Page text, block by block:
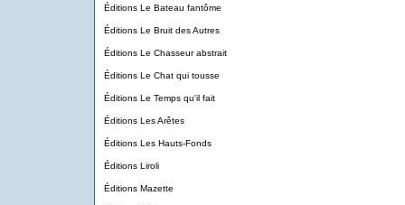
Éditions Le Bateau fantôme
Éditions Le Bruit des Autres
Éditions Le Chasseur abstrait
Éditions Le Chat qui tousse
Éditions Le Temps qu'il fait
Éditions Les Arêtes
Éditions Les Hauts-Fonds
Éditions Liroli
Éditions Mazette